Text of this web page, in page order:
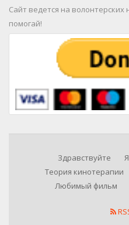
Сайт ведется на
помогай!
Здравствуйте Я
Теория кинотерапии
Любимый фильм